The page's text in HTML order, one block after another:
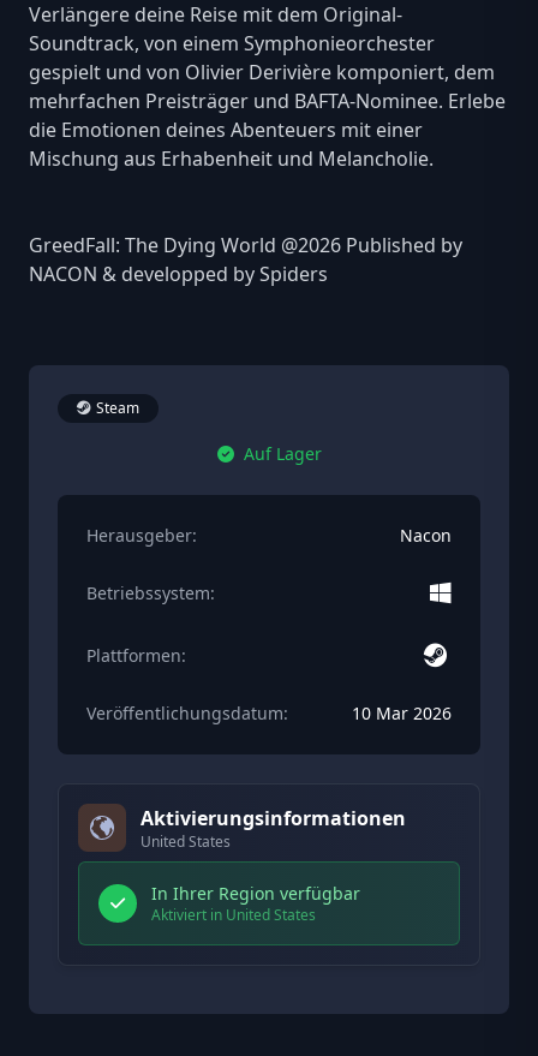
Verlängere deine Reise mit dem Original-
Soundtrack, von einem Symphonieorchester
gespielt und von Olivier Derivière komponiert, dem
mehrfachen Preisträger und BAFTA-Nominee. Erlebe
die Emotionen deines Abenteuers mit einer
Mischung aus Erhabenheit und Melancholie.
GreedFall: The Dying World @2026 Published by
NACON & developped by Spiders
Steam
Auf Lager
Herausgeber: Nacon
Betriebssystem:
Plattformen:
Veröffentlichungsdatum: 10 Mar 2026
Aktivierungsinformationen
United States
In Ihrer Region verfügbar
Aktiviert in United States